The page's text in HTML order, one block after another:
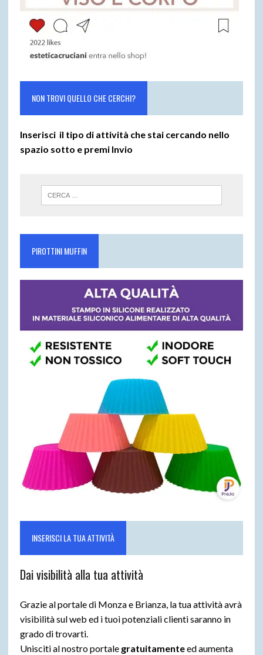
NON TROVI QUELLO CHE CERCHI?
Inserisci il tipo di attività che stai cercando nello
spazio sotto e premi Invio
PIROTTINI MUFFIN
INSERISCI LA TUA ATTIVITÀ
Dai visibilità alla tua attività
Grazie al portale di Monza e Brianza, la tua attività avrà
visibilità sul web ed i tuoi potenziali clienti saranno in
grado di trovarti.
Unisciti al nostro portale gratuitamenteed aumenta